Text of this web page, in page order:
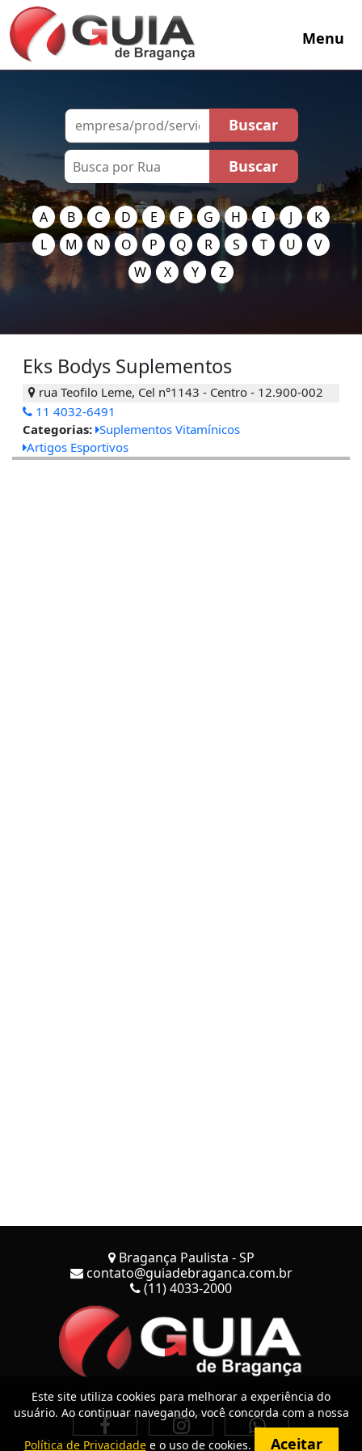
Menu
A B C D E F G H I J
K
L
M N O P Q R S T U
V
W
X Y Z
Eks Bodys Suplementos
rua Teofilo Leme, Cel n°1143 - Centro - 12.900-002
11 4032-6491
Categorias: Suplementos Vitamínicos
Artigos Esportivos
Bragança Paulista - SP
contato@guiadebraganca.com.br
(11) 4033-2000
Este site utiliza cookies para melhorar a experiência do
usuário. Ao continuar navegando, você concorda com a nossa
Política de Privacidadee o uso de cookies. Aceitar